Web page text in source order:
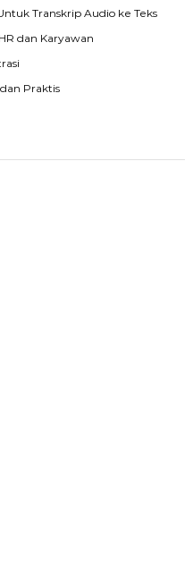
Transkrip Audio ke Teks
dan Karyawan
Praktis